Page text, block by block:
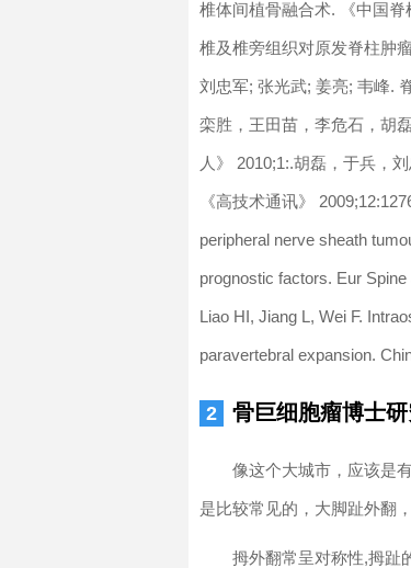
椎体间植骨融合术. 《中国
椎及椎旁组织对原发脊柱肿
刘忠军; 张光武; 姜亮; 韦峰.
栾胜，王田苗，李危石，胡
人》 2010;1:.胡磊，于兵，
《高技术通讯》
peripheral nerve sheath
prognostic factors. Eur
Liao HI, Jiang L, Wei F.
paravertebral expansion.
骨巨细胞瘤博士
像这个大城市，应该是
是比较常见的，大脚趾外翻
拇外翻常呈对称性,拇趾